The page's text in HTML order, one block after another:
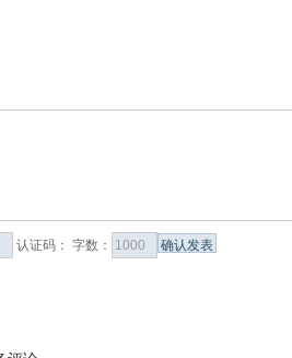
认证码： 字数：